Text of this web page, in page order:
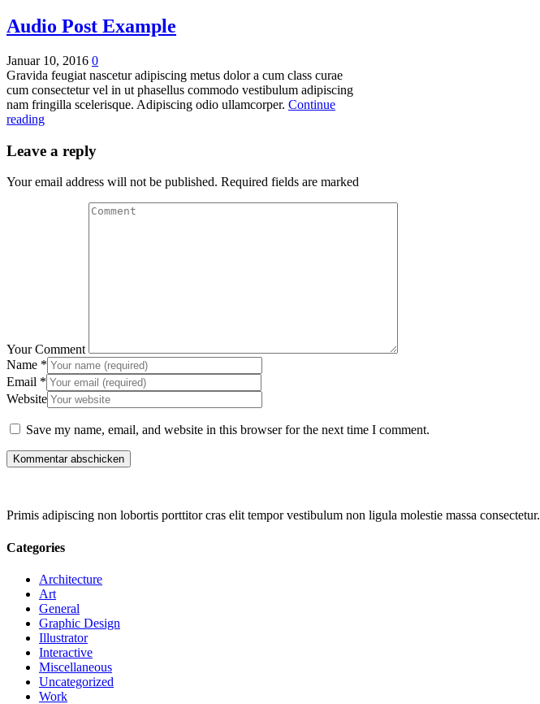
Audio Post Example
Januar 10, 2016 0
Gravida feugiat nascetur adipiscing metus dolor a cum class curae
cum consectetur vel in ut phasellus commodo vestibulum adipiscing
nam fringilla scelerisque. Adipiscing odio ullamcorper. Continue
reading
Leave a reply
Your email address will not be published. Required fields are marked
Your Comment
Name *
Email *
Website
Save my name, email, and website in this browser for the next time I comment.
Primis adipiscing non lobortis porttitor cras elit tempor vestibulum non ligula molestie massa consectetur.
Categories
Architecture
Art
General
Graphic Design
Illustrator
Interactive
Miscellaneous
Uncategorized
Work